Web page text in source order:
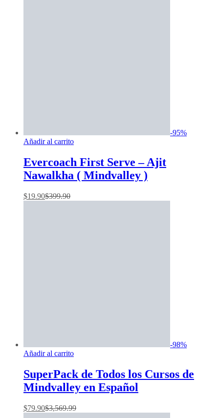
-95%
Añadir al carrito
Evercoach First Serve – Ajit
Nawalkha ( Mindvalley )
$19.90$399.90
-98%
Añadir al carrito
SuperPack de Todos los Cursos de
Mindvalley en Español
$79.90$3,569.99